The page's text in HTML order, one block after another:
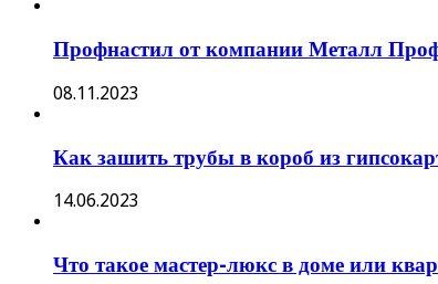
Профнастил от компании Металл
08.11.2023
Как зашить трубы в короб из
14.06.2023
Что такое мастер-люкс в доме или